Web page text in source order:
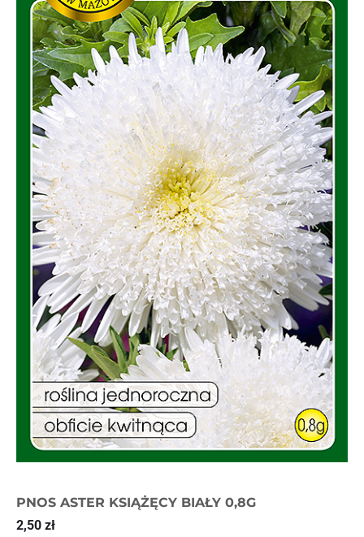
PNOS ASTER KSIĄŻĘCY BIAŁY 0,8G
2,50 zł